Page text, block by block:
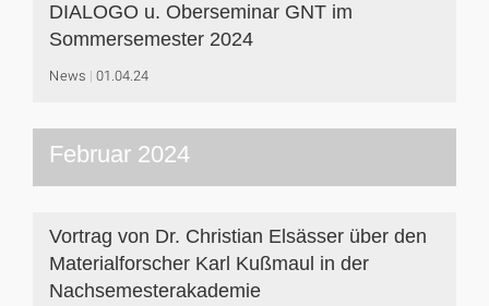
DIALOGO u. Oberseminar GNT im
Sommersemester 2024
News 01.04.24
Februar 2024
Vortrag von Dr. Christian Elsässer über den
Materialforscher Karl Kußmaul in der
Nachsemesterakademie